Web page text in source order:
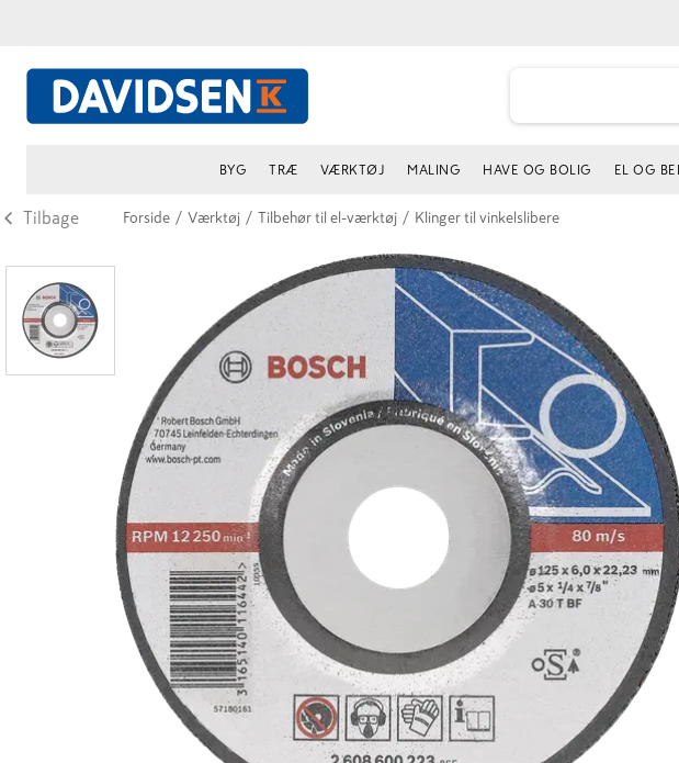
BYG TRÆ VÆRKTØJ MALING HAVE OG BOLIG EL OG
Tilbage Forside / Værktøj / Tilbehør til el-værktøj / Klinger til vinkelslibere